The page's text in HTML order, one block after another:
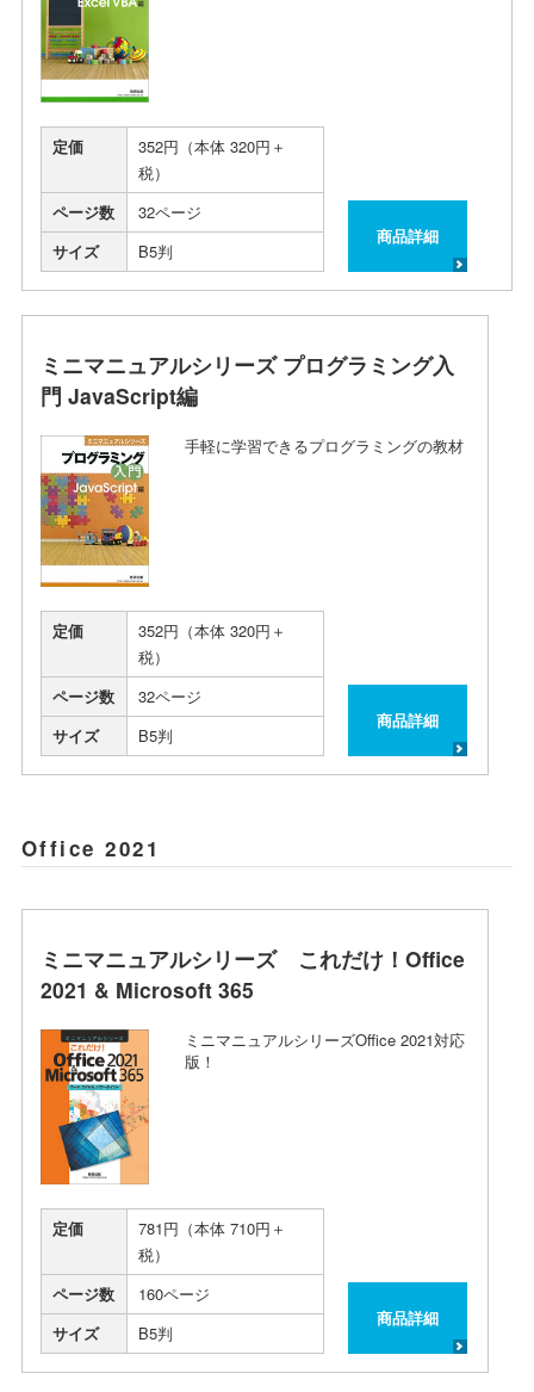
定価
352円（本体 320円＋
税）
ページ数
32ページ
サイズ
B5判
商品詳細
ミニマニュアルシリーズ プログラミング入
門 JavaScript編
手軽に学習できるプログラミングの教材
定価
352円（本体 320円＋
税）
ページ数
32ページ
サイズ
B5判
商品詳細
Office 2021
ミニマニュアルシリーズ これだけ！Office
2021 & Microsoft 365
ミニマニュアルシリーズOffice 2021対応
版！
定価
781円（本体 710円＋
税）
ページ数
160ページ
サイズ
B5判
商品詳細